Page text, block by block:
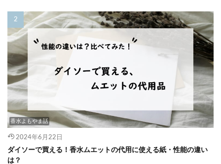
香水よもやま話
2024年6月22日
ダイソーで買える！香水ムエットの代用に使える紙・性能の違い
は？